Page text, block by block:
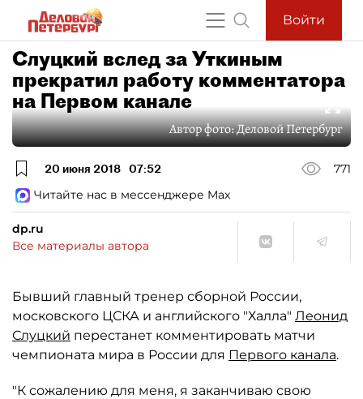
Войти
Слуцкий вслед за Уткиным
прекратил работу комментатора
на Первом канале
Автор фото:Деловой Петербург
20 июня 2018 07:52
771
Читайте нас в мессенджере Max
dp.ru
Все материалы автора
Бывший главный тренер сборной России,
московского ЦСКА и английского "Халла" Леонид
Слуцкий перестанет комментировать матчи
чемпионата мира в России для Первого канала.
"К сожалению для меня, я заканчиваю свою